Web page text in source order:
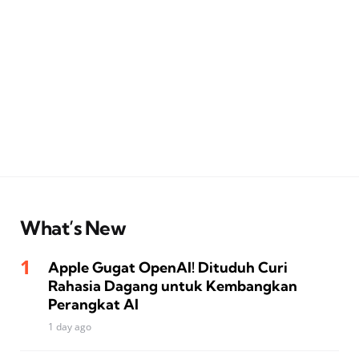
What’s New
Apple Gugat OpenAI! Dituduh Curi
Rahasia Dagang untuk Kembangkan
Perangkat AI
1 day ago